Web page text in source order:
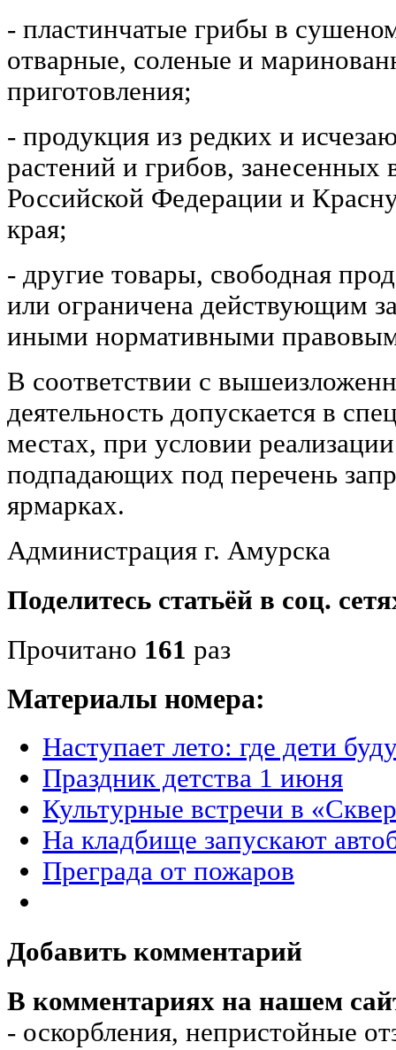
- пластинчатые грибы в
отварные, соленые и
приготовления;
- продукция из редких и
растений и грибов,
Российской Федерации и
края;
- другие товары, свободная
или ограничена действующим
иными нормативными
В соответствии с
деятельность допускается в
местах, при условии
подпадающих под перечень
ярмарках.
Администрация г. Амурска
Поделитесь статьёй в соц.
Прочитано 161 раз
Материалы номера:
Наступает лето: где дети
Праздник детства 1 июня
Культурные встречи в
На кладбище запускают
Преграда от пожаров
Добавить комментарий
В комментариях на нашем
- оскорбления, непристойные